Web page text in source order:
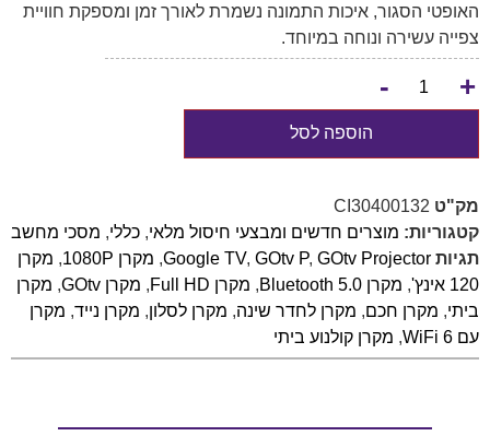
האופטי הסגור, איכות התמונה נשמרת לאורך זמן ומספקת חוויית
צפייה עשירה ונוחה במיוחד.
+
-
הוספה לסל
מק"ט CI30400132
קטגוריות: מוצרים חדשים ומבצעי חיסול מלאי, כללי, מסכי מחשב
תגיות
Google TV, GOtv P, GOtv Projector
, מקרן 1080P , מקרן
120 אינץ'
, מקרן Bluetooth 5.0 , מקרן Full HD , מקרן GOtv , מקרן
ביתי, מקרן חכם, מקרן לחדר שינה, מקרן לסלון, מקרן נייד, מקרן
עם WiFi 6
, מקרן קולנוע ביתי